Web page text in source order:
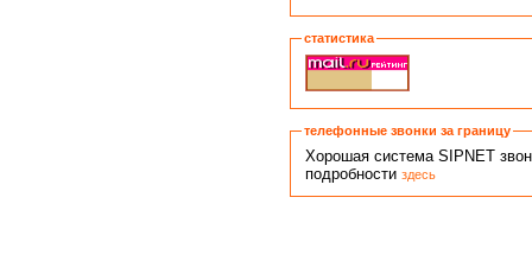
статистика
телефонные звонки за границу
Хорошая система SIPNET
подробностиздесь